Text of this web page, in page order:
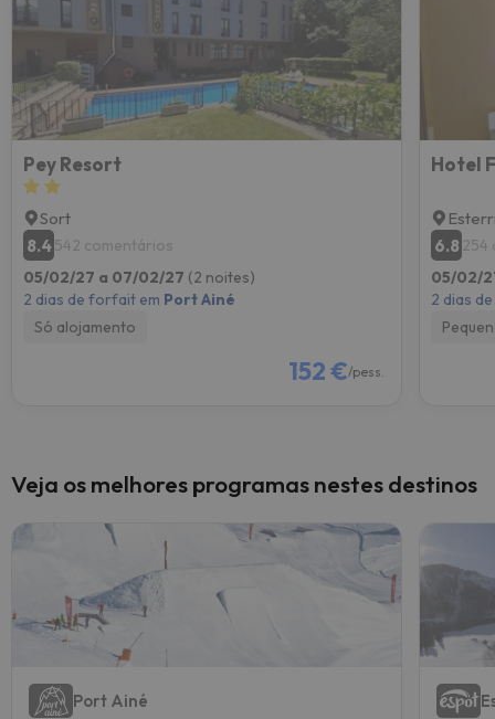
Pey Resort
Sort
8.4542 comentários
05/02/27 a 07/02/27 (2 noites)
2 dias de forfait em Port Ainé
Só alojamento
152 €/pess.
Hotel
6.8 254
05/02/
2 dias
Veja os melhores programas nestes destinos
Port Ainé